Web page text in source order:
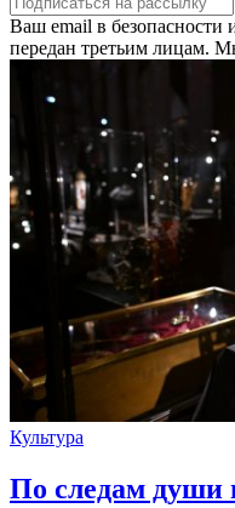
Ваш email в безопасности
передан третьим лицам.
Культура
По следам души